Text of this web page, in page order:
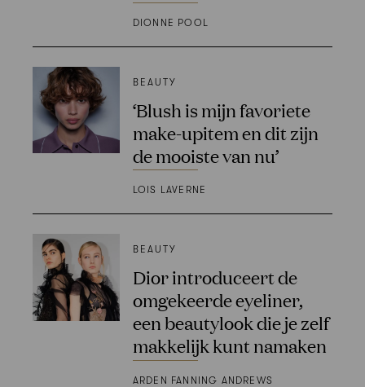
DIONNE POOL
BEAUTY
‘Blush is mijn favoriete
make-upitem en dit zijn
de mooiste van nu’
LOIS LAVERNE
BEAUTY
Dior introduceert de
omgekeerde eyeliner,
een beautylook die je zelf
makkelijk kunt namaken
ARDEN FANNING ANDREWS